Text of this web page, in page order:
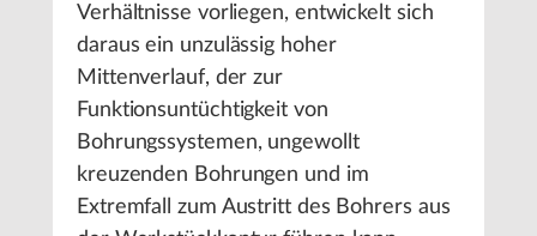
Verhältnisse vorliegen, entwickelt sich
daraus ein unzulässig hoher
Mittenverlauf, der zur
Funktionsuntüchtigkeit von
Bohrungssystemen, ungewollt
kreuzenden Bohrungen und im
Extremfall zum Austritt des Bohrers aus